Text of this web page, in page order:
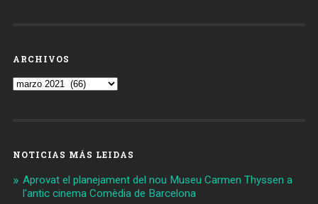
ARCHIVOS
Archivos
NOTICIAS MÁS LEIDAS
Aprovat el planejament del nou Museu Carmen Thyssen a
l'antic cinema Comèdia de Barcelona